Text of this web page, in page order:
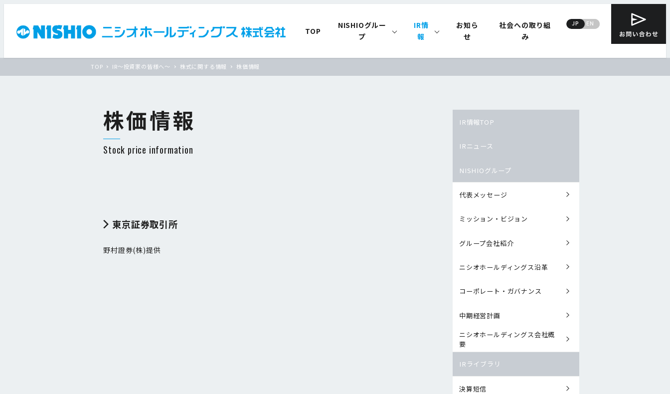
TOP
NISHIOグルー
プ
IR情
報
お知ら
せ
社会への取り組
み
JP EN
TOP IR〜投資家の皆様へ〜 株式に関する情報 株価情報
株価情報
Stock price information
東京証券取引所
野村證券(株)提供
IR情報TOP
IRニュース
NISHIOグループ
代表メッセージ
ミッション・ビジョン
グループ会社紹介
ニシオホールディングス沿革
コーポレート・ガバナンス
中期経営計画
ニシオホールディングス会社概
要
IRライブラリ
決算短信